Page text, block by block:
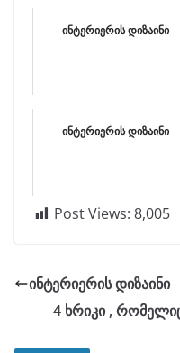
ინტერიერის დიზაინი
ინტერიერის დიზაინი
Post Views: 8,005
ინტერიერის დიზაინი
4 ხრიკი ,